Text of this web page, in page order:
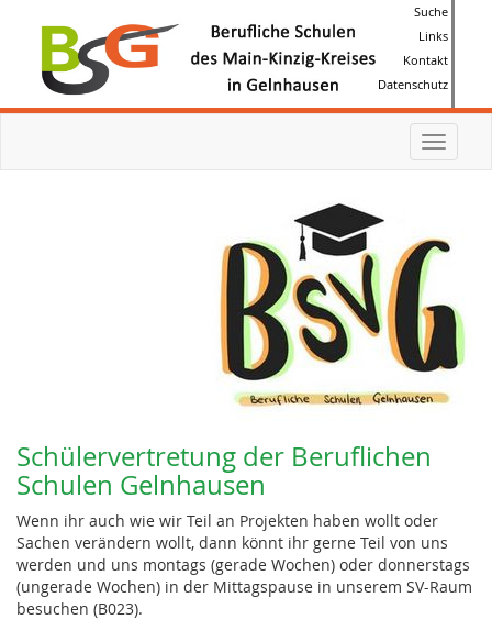
Suche
Links
Kontakt
Datenschutz
Toggle
Schülervertretung der Beruflichen
Schulen Gelnhausen
Wenn ihr auch wie wir Teil an Projekten haben wollt oder
Sachen verändern wollt, dann könnt ihr gerne Teil von uns
werden und uns montags (gerade Wochen) oder donnerstags
(ungerade Wochen) in der Mittagspause in unserem SV-Raum
besuchen (B023).